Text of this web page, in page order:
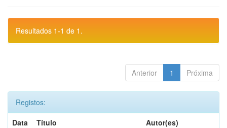
Resultados 1-1 de 1.
Anterior 1 Próxima
Registos:
Data
Título
Autor(es)